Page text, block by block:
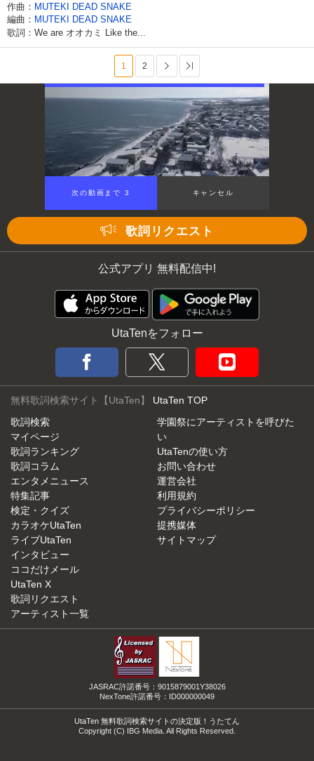
作曲： MUTEKI DEAD SNAKE
編曲： MUTEKI DEAD SNAKE
歌詞：We are オオカミ Like the...
1 2 次へ
次の動画まで 2 キャンセル
歌詞リクエスト
公式アプリ 無料配信中!
UtaTenをフォロー
無料歌詞検索サイト【UtaTen】 UtaTen TOP
歌詞検索
マイページ
歌詞ランキング
歌詞コラム
エンタメニュース
特集記事
検定・クイズ
カラオケUtaTen
ライブUtaTen
インタビュー
ココだけメール
UtaTen X
歌詞リクエスト
アーティスト一覧
学園祭にアーティストを呼びた
い
UtaTenの使い方
お問い合わせ
運営会社
利用規約
プライバシーポリシー
提携媒体
サイトマップ
JASRAC許諾番号：9015879001Y38026
NexTone許諾番号：ID000000049
UtaTen 無料歌詞検索サイトの決定版！うたてん
Copyright (C) IBG Media. All Rights Reserved.